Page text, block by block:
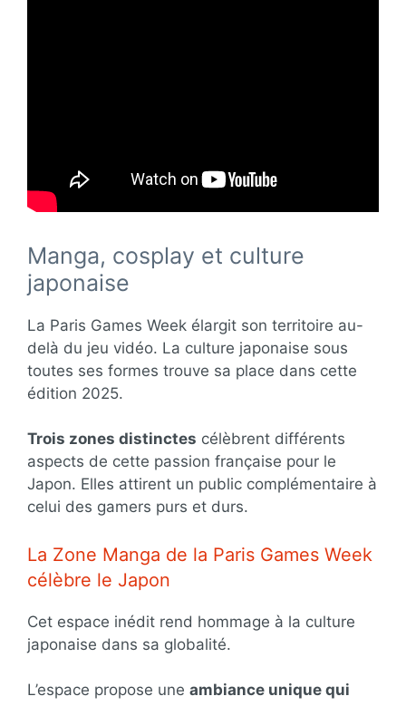
Manga, cosplay et culture
japonaise
La Paris Games Week élargit son territoire au-
delà du jeu vidéo. La culture japonaise sous
toutes ses formes trouve sa place dans cette
édition 2025.
Trois zones distinctes célèbrent différents
aspects de cette passion française pour le
Japon. Elles attirent un public complémentaire à
celui des gamers purs et durs.
La Zone Manga de la Paris Games Week
célèbre le Japon
Cet espace inédit rend hommage à la culture
japonaise dans sa globalité.
L’espace propose une ambiance unique qui